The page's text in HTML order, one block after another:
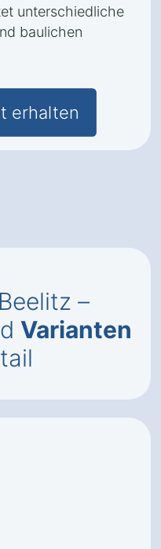
unterschiedliche
baulichen
erhalten
–
Varianten